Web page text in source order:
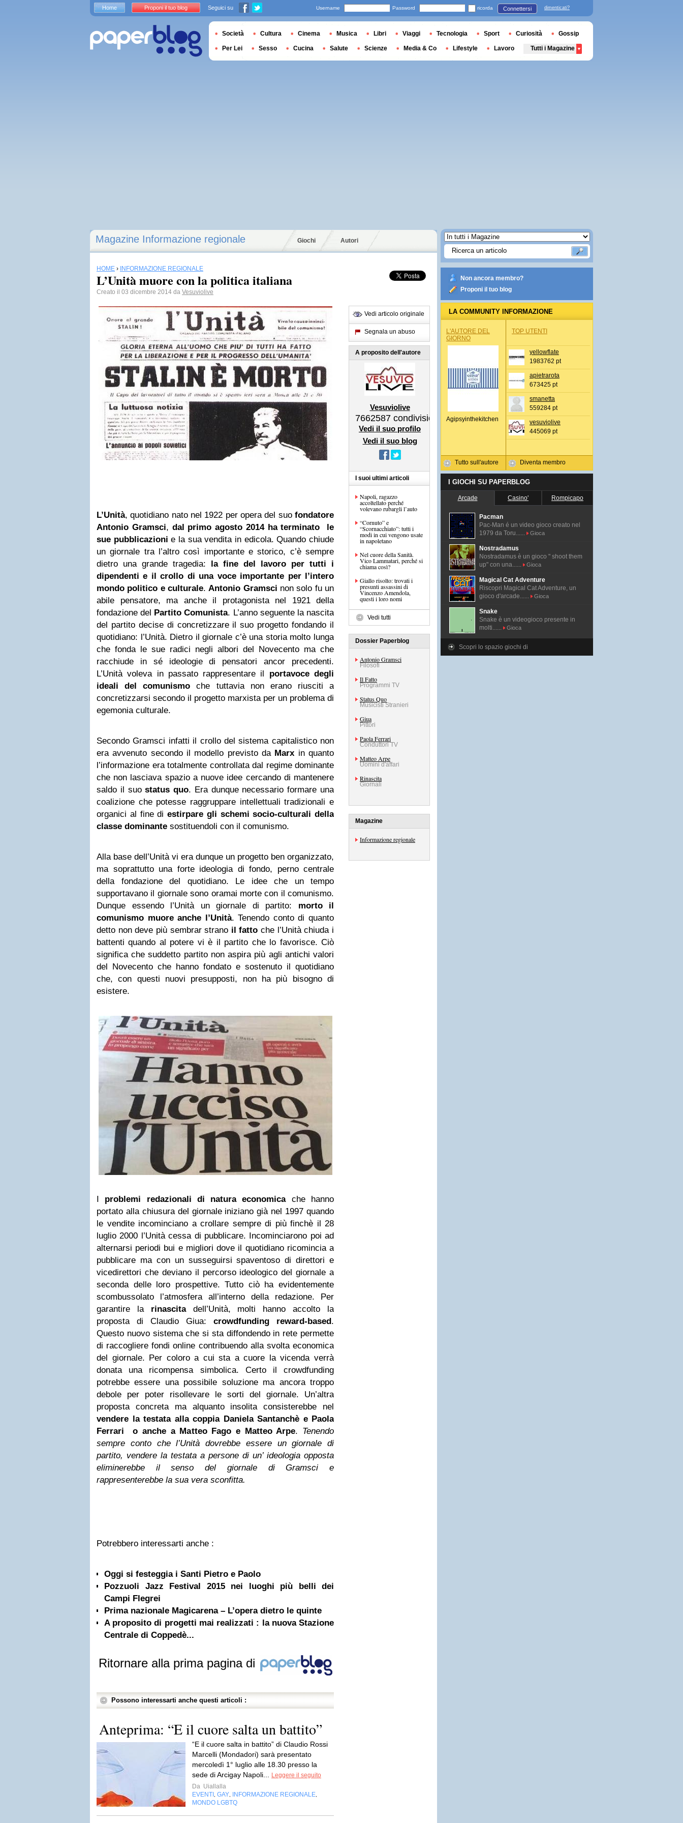
Magazine Informazione regionale Giochi Autori
HOME › INFORMAZIONE REGIONALE
L’Unità muore con la politica italiana
Creato il 03 dicembre 2014 da Vesuviolive
L’Unità, quotidiano nato nel 1922 per opera del suofondatore
Antonio Gramsci, dal primo agosto 2014 ha terminato le
sue pubblicazioni e la sua vendita in edicola. Quando chiude
un giornale tra l’altro così importante e storico, c’è sempre
dietro una grande tragedia: la fine del lavoro per tutti i
dipendenti e il crollo di una voce importante per l’intero
mondo politico e culturale.Antonio Gramsci non solo fu un
abile pensatore, ma anche il protagonista nel 1921 della
fondazione del Partito Comunista. L’anno seguente la nascita
del partito decise di concretizzare il suo progetto fondando il
quotidiano: l’Unità. Dietro il giornale c’è una storia molto lunga
che fonda le sue radici negli albori del Novecento ma che
racchiude in sé ideologie di pensatori ancor precedenti.
L’Unità voleva in passato rappresentare il portavoce degli
ideali del comunismo che tuttavia non erano riusciti a
concretizzarsi secondo il progetto marxista per un problema di
egemonia culturale.
Secondo Gramsci infatti il crollo del sistema capitalistico non
era avvenuto secondo il modello previsto daMarx in quanto
l’informazione era totalmente controllata dal regime dominante
che non lasciava spazio a nuove idee cercando di mantenere
saldo il suostatus quo. Era dunque necessario formare una
coalizione che potesse raggruppare intellettuali tradizionali e
organici al fine di estirpare gli schemi socio-culturali della
classe dominante sostituendoli con il comunismo.
Alla base dell’Unità vi era dunque un progetto ben organizzato,
ma soprattutto una forte ideologia di fondo, perno centrale
della fondazione del quotidiano. Le idee che un tempo
supportavano il giornale sono oramai morte con il comunismo.
Dunque essendo l’Unità un giornale di partito: morto il
comunismo muore anche l’Unità. Tenendo conto di quanto
detto non deve più sembrar strano il fatto che l’Unità chiuda i
battenti quando al potere vi è il partito che lo favorisce. Ciò
significa che suddetto partito non aspira più agli antichi valori
del Novecento che hanno fondato e sostenuto il quotidiano
che, con questi nuovi presupposti, non ha più bisogno di
esistere.
I problemi redazionali di natura economicache hanno
portato alla chiusura del giornale iniziano già nel 1997 quando
le vendite incominciano a crollare sempre di più finchè il 28
luglio 2000 l’Unità cessa di pubblicare. Incominciarono poi ad
alternarsi periodi bui e migliori dove il quotidiano ricomincia a
pubblicare ma con un susseguirsi spaventoso di direttori e
vicedirettori che deviano il percorso ideologico del giornale a
seconda delle loro prospettive. Tutto ciò ha evidentemente
scombussolato l’atmosfera all’interno della redazione. Per
garantire la rinascitadell’Unità, molti hanno accolto la
proposta di Claudio Giua: crowdfunding reward-based.
Questo nuovo sistema che si sta diffondendo in rete permette
di raccogliere fondi online contribuendo alla svolta economica
del giornale. Per coloro a cui sta a cuore la vicenda verrà
donata una ricompensa simbolica. Certo il crowdfunding
potrebbe essere una possibile soluzione ma ancora troppo
debole per poter risollevare le sorti del giornale. Un’altra
proposta concreta ma alquanto insolita consisterebbe nel
vendere la testata alla coppia Daniela Santanchè e Paola
Ferrari o anche a Matteo Fago e Matteo Arpe. Tenendo
sempre conto che l’Unità dovrebbe essere un giornale di
partito, vendere la testata a persone di un’ ideologia opposta
eliminerebbe il senso del giornale di Gramsci e
rappresenterebbe la sua vera sconfitta.
Potrebbero interessarti anche :
Oggi si festeggia i Santi Pietro e Paolo
Pozzuoli Jazz Festival 2015 nei luoghi più belli dei
Campi Flegrei
Prima nazionale Magicarena – L’opera dietro le quinte
A proposito di progetti mai realizzati : la nuova Stazione
Centrale di Coppedè...
Ritornare alla prima pagina di
Possono interessarti anche questi articoli :
Anteprima: “E il cuore salta un battito”
“E il cuore salta in battito” di Claudio Rossi
Marcelli (Mondadori) sarà presentato
mercoledì 1° luglio alle 18.30 presso la
sede di Arcigay Napoli...
Leggere il seguito
Da Uiallalla
EVENTI
GAY INFORMAZIONE REGIONALE
MONDO LGBTQ
Vedi articolo originale
Segnala un abuso
A proposito dell'autore
Vesuviolive
7662587 condivisioni
Vedi il suo profilo
Vedi il suo blog
I suoi ultimi articoli
Napoli, ragazzo
accoltellato perché
volevano rubargli l’auto
“Cornuto” e
“Scornacchiato”: tutti i
modi in cui vengono usate
in napoletano
Nel cuore della Sanità.
Vico Lammatari, perché si
chiama così?
Giallo risolto: trovati i
presunti assassini di
Vincenzo Amendola,
questi i loro nomi
Vedi tutti
Dossier Paperblog
Antonio Gramsci
Filosofi
Il Fatto
Programmi TV
Status Quo
Musicisti Stranieri
Giua
Pittori
Paola Ferrari
Conduttori TV
Matteo Arpe
Uomini d'affari
Rinascita
Giornali
Magazine
Informazione regionale
Non ancora membro?
Proponi il tuo blog
LA COMMUNITY INFORMAZIONE
REGIONALE
L'AUTORE DEL
GIORNO
Agipsyinthekitchen
Tutto sull'autore
TOP UTENTI
yellowflate
1983762 pt
apietrarota
673425 pt
smanetta
559284 pt
vesuviolive
445069 pt
Diventa membro
I GIOCHI SU PAPERBLOG
Arcade Casino' Rompicapo
Pacman
Pac-Man é un video gioco creato nel
1979 da Toru......
Gioca
Nostradamus
Nostradamus è un gioco " shoot them
up" con una......
Gioca
Magical Cat Adventure
Riscopri Magical Cat Adventure, un
gioco d'arcade......
Gioca
Snake
Snake è un videogioco presente in
molti......
Gioca
Scopri lo spazio giochi di
Home Proponi il tuo blog Seguici su Username Password ricorda Connettersi dimenticati?
Società Cultura Cinema Musica Libri Viaggi Tecnologia Sport Curiosità Gossip
Per Lei Sesso Cucina Salute Scienze Media & Co Lifestyle Lavoro Tutti i Magazine